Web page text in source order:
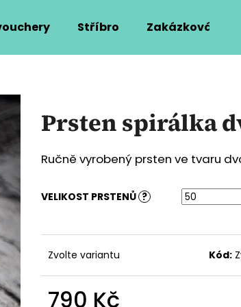
Stříbro Zakázková
Prsten spirálka
Ručně vyrobený prsten ve tvaru
VELIKOST PRSTENŮ ?
Zvolte variantu Kód:
790 Kč
HLEDAT